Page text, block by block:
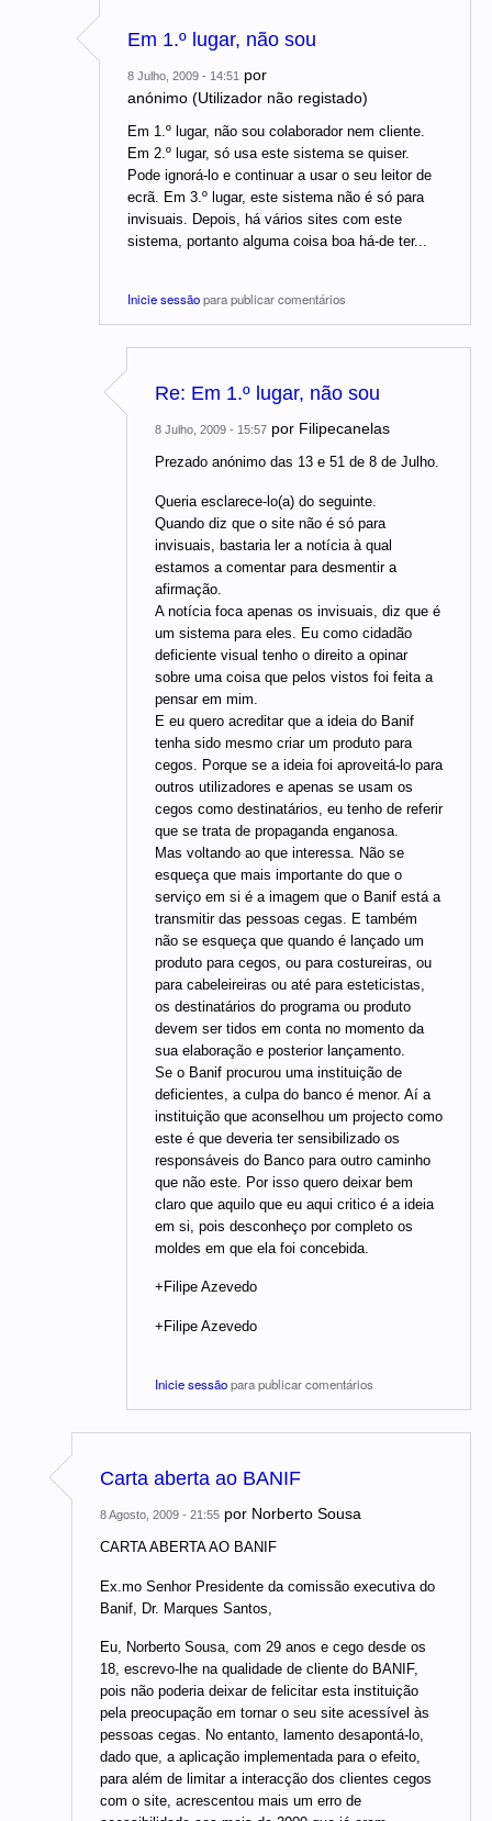
Em 1.º lugar, não sou
8 Julho, 2009 - 14:51 por
anónimo (Utilizador não registado)
Em 1.º lugar, não sou colaborador nem cliente.
Em 2.º lugar, só usa este sistema se quiser.
Pode ignorá-lo e continuar a usar o seu leitor de
ecrã. Em 3.º lugar, este sistema não é só para
invisuais. Depois, há vários sites com este
sistema, portanto alguma coisa boa há-de ter...
Inicie sessãopara publicar comentários
Re: Em 1.º lugar, não sou
8 Julho, 2009 - 15:57 por Filipecanelas
Prezado anónimo das 13 e 51 de 8 de Julho.
Queria esclarece-lo(a) do seguinte.
Quando diz que o site não é só para
invisuais, bastaria ler a notícia à qual
estamos a comentar para desmentir a
afirmação.
A notícia foca apenas os invisuais, diz que é
um sistema para eles. Eu como cidadão
deficiente visual tenho o direito a opinar
sobre uma coisa que pelos vistos foi feita a
pensar em mim.
E eu quero acreditar que a ideia do Banif
tenha sido mesmo criar um produto para
cegos. Porque se a ideia foi aproveitá-lo para
outros utilizadores e apenas se usam os
cegos como destinatários, eu tenho de referir
que se trata de propaganda enganosa.
Mas voltando ao que interessa. Não se
esqueça que mais importante do que o
serviço em si é a imagem que o Banif está a
transmitir das pessoas cegas. E também
não se esqueça que quando é lançado um
produto para cegos, ou para costureiras, ou
para cabeleireiras ou até para esteticistas,
os destinatários do programa ou produto
devem ser tidos em conta no momento da
sua elaboração e posterior lançamento.
Se o Banif procurou uma instituição de
deficientes, a culpa do banco é menor. Aí a
instituição que aconselhou um projecto como
este é que deveria ter sensibilizado os
responsáveis do Banco para outro caminho
que não este. Por isso quero deixar bem
claro que aquilo que eu aqui critico é a ideia
em si, pois desconheço por completo os
moldes em que ela foi concebida.
+Filipe Azevedo
+Filipe Azevedo
Inicie sessãopara publicar comentários
Carta aberta ao BANIF
8 Agosto, 2009 - 21:55 por Norberto Sousa
CARTA ABERTA AO BANIF
Ex.mo Senhor Presidente da comissão executiva do
Banif, Dr. Marques Santos,
Eu, Norberto Sousa, com 29 anos e cego desde os
18, escrevo-lhe na qualidade de cliente do BANIF,
pois não poderia deixar de felicitar esta instituição
pela preocupação em tornar o seu site acessível às
pessoas cegas. No entanto, lamento desapontá-lo,
dado que, a aplicação implementada para o efeito,
para além de limitar a interacção dos clientes cegos
com o site, acrescentou mais um erro de